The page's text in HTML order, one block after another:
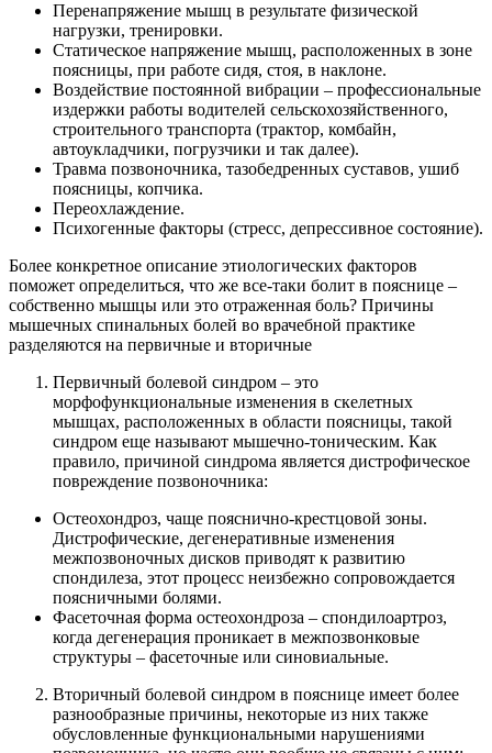
Перенапряжение мышц в результате физической
нагрузки, тренировки.
Статическое напряжение мышц, расположенных в зоне
поясницы, при работе сидя, стоя, в наклоне.
Воздействие постоянной вибрации – профессиональные
издержки работы водителей сельскохозяйственного,
строительного транспорта (трактор, комбайн,
автоукладчики, погрузчики и так далее).
Травма позвоночника, тазобедренных суставов, ушиб
поясницы, копчика.
Переохлаждение.
Психогенные факторы (стресс, депрессивное состояние).
Более конкретное описание этиологических факторов
поможет определиться, что же все-таки болит в пояснице –
собственно мышцы или это отраженная боль? Причины
мышечных спинальных болей во врачебной практике
разделяются на первичные и вторичные
Первичный болевой синдром – это
морфофункциональные изменения в скелетных
мышцах, расположенных в области поясницы, такой
синдром еще называют мышечно-тоническим. Как
правило, причиной синдрома является дистрофическое
повреждение позвоночника:
Остеохондроз, чаще пояснично-крестцовой зоны.
Дистрофические, дегенеративные изменения
межпозвоночных дисков приводят к развитию
спондилеза, этот процесс неизбежно сопровождается
поясничными болями.
Фасеточная форма остеохондроза – спондилоартроз,
когда дегенерация проникает в межпозвонковые
структуры – фасеточные или синовиальные.
Вторичный болевой синдром в пояснице имеет более
разнообразные причины, некоторые из них также
обусловленные функциональными нарушениями